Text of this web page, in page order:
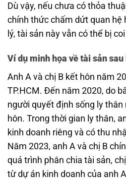
Dù vậy, nếu chưa có thỏa
chính thức chấm dứt quan hệ
lý, tài sản này vẫn có thể bị
Ví dụ minh họa về tài sản sau
Anh A và chị B kết hôn năm
TP.HCM. Đến năm 2020, do
người quyết định sống ly
hôn. Trong thời gian ly thân,
kinh doanh riêng và có thu
Năm 2023, anh A và chị B
quá trình phân chia tài sản,
từ dự án kinh doanh của anh